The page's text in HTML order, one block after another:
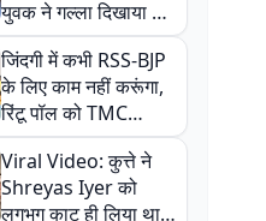
युवक ने गल्ला दिखाया तो
नौकरी वालों के खड़े हो गए
कान
जिंदगी में कभी RSS-BJP
के लिए काम नहीं करूंगा,
रिंटू पॉल को TMC
ऑफिस में ले जाकर पीटा,
Video वायरल
Viral Video: कुत्ते ने
Shreyas Iyer को
लगभग काट ही लिया था,